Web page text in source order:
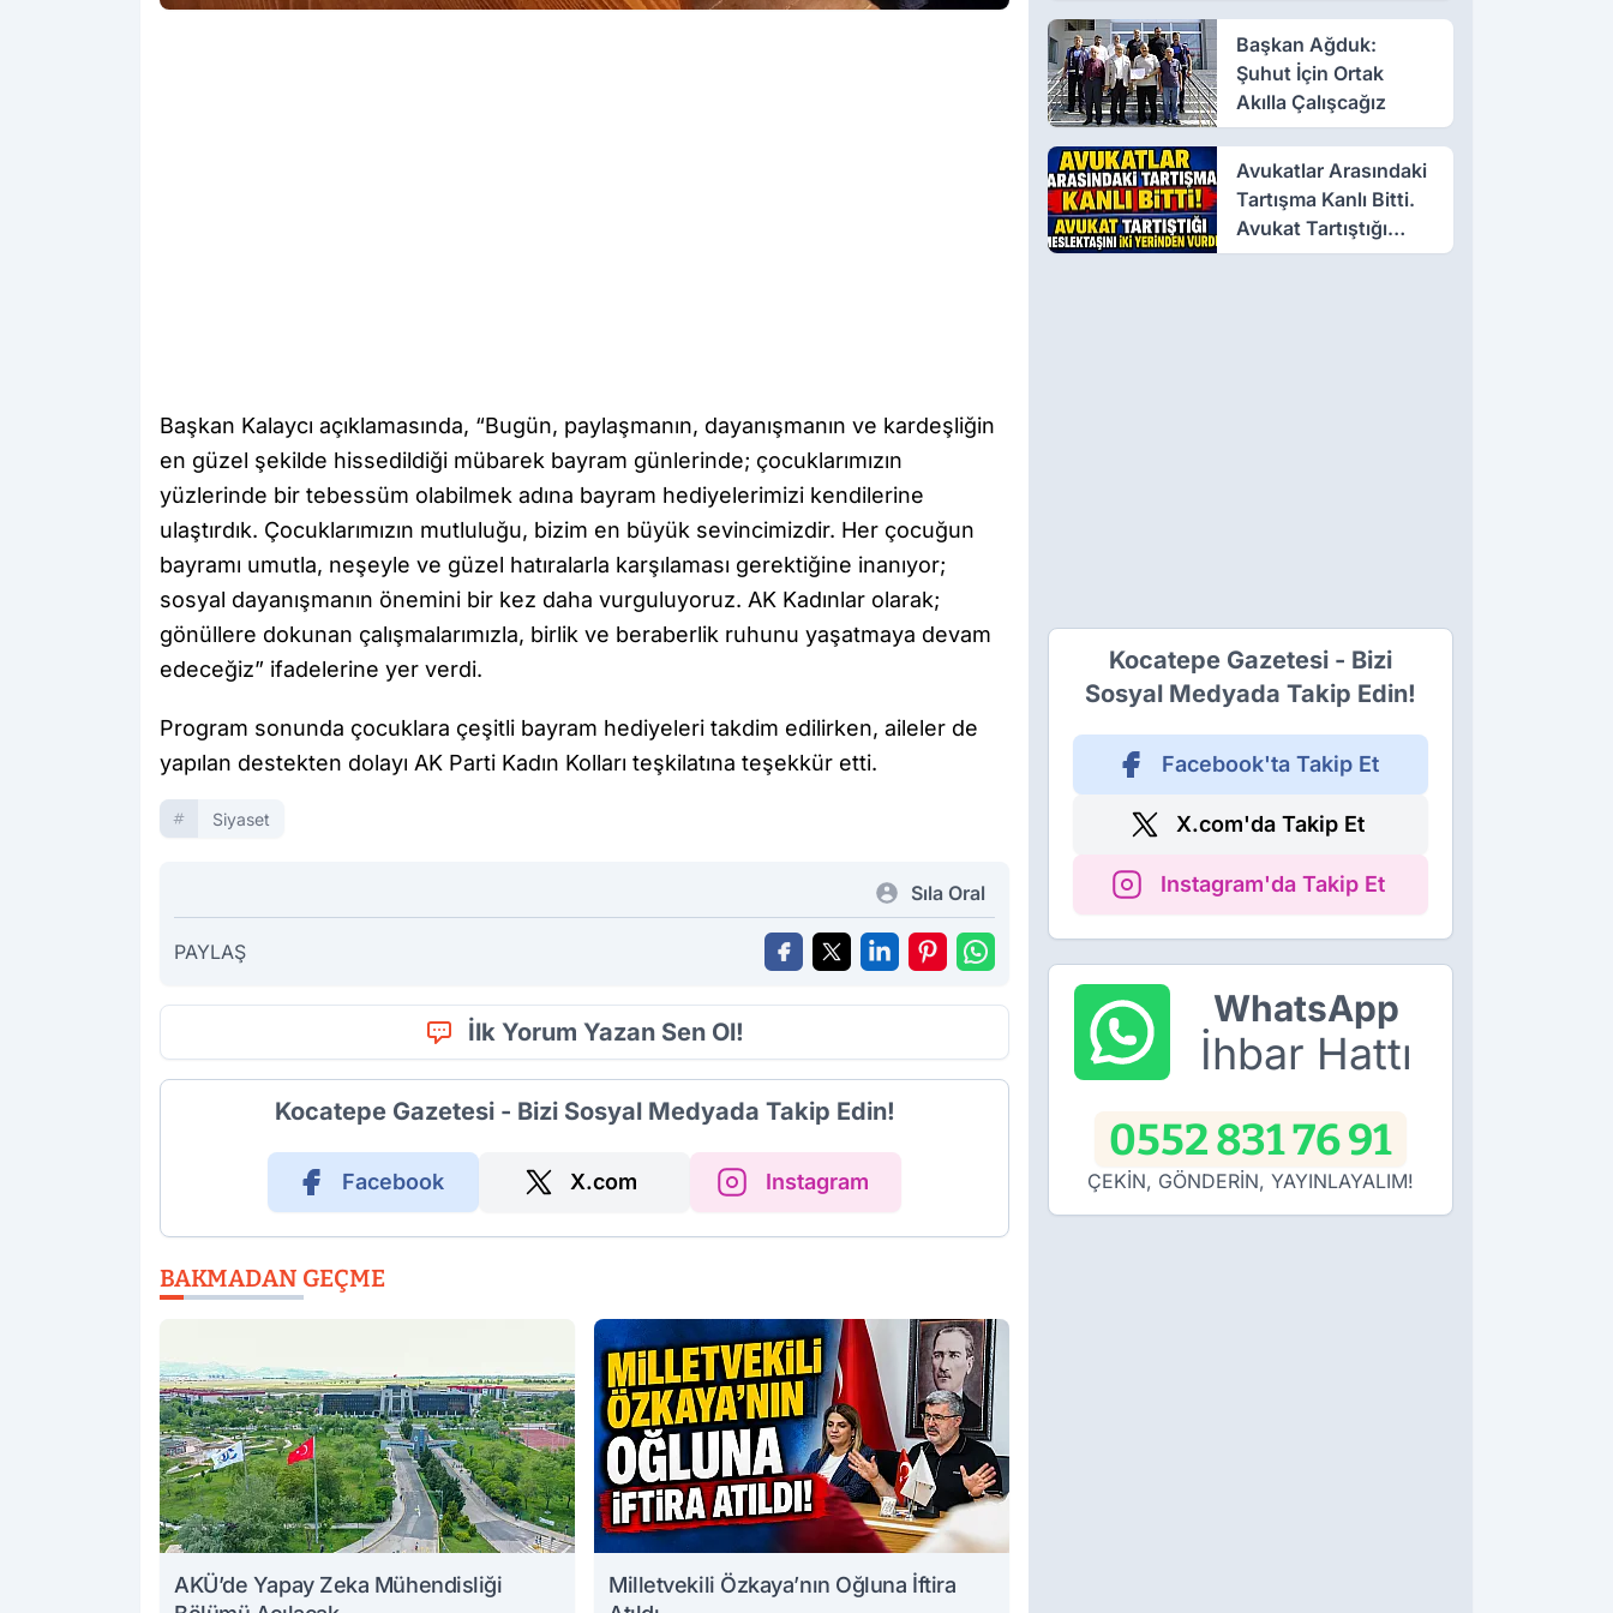
Başkan Kalaycı açıklamasında, “Bugün, paylaşmanın, dayanışmanın ve kardeşliğin
en güzel şekilde hissedildiği mübarek bayram günlerinde; çocuklarımızın
yüzlerinde bir tebessüm olabilmek adına bayram hediyelerimizi kendilerine
ulaştırdık. Çocuklarımızın mutluluğu, bizim en büyük sevincimizdir. Her çocuğun
bayramı umutla, neşeyle ve güzel hatıralarla karşılaması gerektiğine inanıyor;
sosyal dayanışmanın önemini bir kez daha vurguluyoruz. AK Kadınlar olarak;
gönüllere dokunan çalışmalarımızla, birlik ve beraberlik ruhunu yaşatmaya devam
edeceğiz” ifadelerine yer verdi.
Program sonunda çocuklara çeşitli bayram hediyeleri takdim edilirken, aileler de
yapılan destekten dolayı AK Parti Kadın Kolları teşkilatına teşekkür etti.
Siyaset
Sıla Oral
PAYLAŞ
İlk Yorum Yazan Sen Ol!
Kocatepe Gazetesi - Bizi Sosyal Medyada Takip Edin!
Facebook X.com Instagram
BAKMADAN GEÇME
AKÜ’de Yapay Zeka Mühendisliği
Milletvekili Özkaya’nın Oğluna İftira
Başkan Ağduk:
Şuhut İçin Ortak
Akılla Çalışcağız
Avukatlar Arasındaki
Tartışma Kanlı Bitti.
Avukat Tartıştığı
Meslektaşını İki
Kocatepe Gazetesi - Bizi
Sosyal Medyada Takip Edin!
Facebook'ta Takip Et
X.com'da Takip Et
Instagram'da Takip Et
WhatsApp
İhbar Hattı
0552 831 76 91
ÇEKİN, GÖNDERİN, YAYINLAYALIM!